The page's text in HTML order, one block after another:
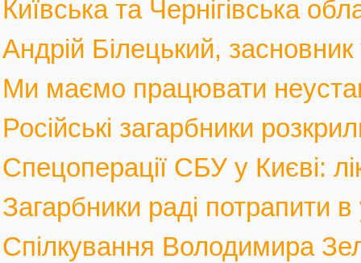
Київська та Чернігівська
Андрій Білецький,
Ми маємо працювати
Російські загарбники
Спецоперації СБУ у Києві:
Загарбники раді потрапити
Спілкування Володимира